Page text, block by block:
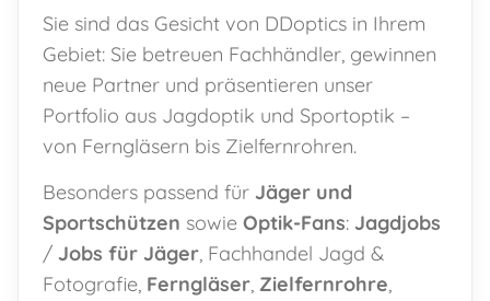
Sie sind das Gesicht von DDoptics in Ihrem
Gebiet: Sie betreuen Fachhändler, gewinnen
neue Partner und präsentieren unser
Portfolio aus Jagdoptik und Sportoptik –
von Ferngläsern bis Zielfernrohren.
Besonders passend für Jäger und
Sportschützen sowie Optik-Fans: Jagdjobs
/ Jobs für Jäger, Fachhandel Jagd &
Fotografie, Ferngläser, Zielfernrohre,